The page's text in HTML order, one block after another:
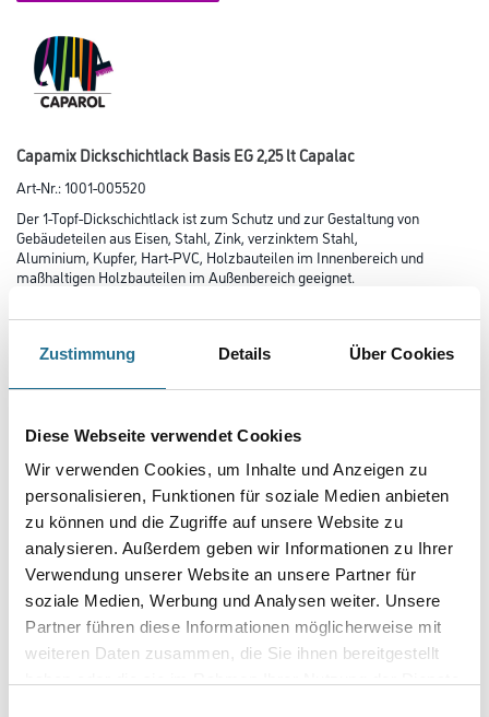
Zustimmung Details Über Cookies
Diese Webseite verwendet Cookies
Wir verwenden Cookies, um Inhalte und Anzeigen zu
personalisieren, Funktionen für soziale Medien anbieten
zu können und die Zugriffe auf unsere Website zu
analysieren. Außerdem geben wir Informationen zu Ihrer
Verwendung unserer Website an unsere Partner für
soziale Medien, Werbung und Analysen weiter. Unsere
Partner führen diese Informationen möglicherweise mit
weiteren Daten zusammen, die Sie ihnen bereitgestellt
Capamix Dickschichtlack Basis EG 2,25 lt Capalac
Art-Nr.:1001-005520
Der 1-Topf-Dickschichtlack ist zum Schutz und zur Gestaltung von
Gebäudeteilen aus Eisen, Stahl, Zink, verzinktem Stahl,
Aluminium, Kupfer, Hart-PVC, Holzbauteilen im Innen­bereich und
maßhaltigen Holzbauteilen im Außen­bereich geeignet.
Dachflächen und eloxiertem Aluminium. Weißfarbtöne nicht
Glanzgrad
Gebinde